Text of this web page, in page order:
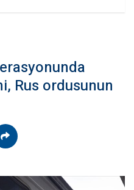
Rus ordusunun